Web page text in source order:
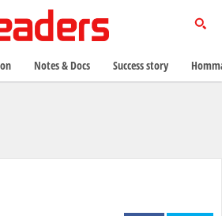
Notes & Docs Success story